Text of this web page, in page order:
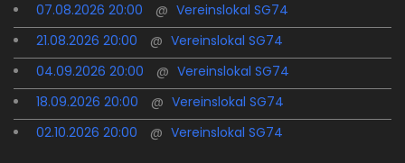
07.08.2026 20:00 @ Vereinslokal SG74
21.08.2026 20:00
@ Vereinslokal SG74
04.09.2026 20:00
@ Vereinslokal SG74
18.09.2026 20:00
@ Vereinslokal SG74
02.10.2026 20:00
@ Vereinslokal SG74